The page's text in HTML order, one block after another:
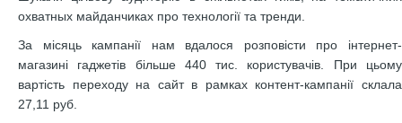
охватных майданчиках про технології та тренди.
За місяць кампанії нам вдалося розповісти про інтернет-
магазині гаджетів більше 440 тис. користувачів. При цьому
вартість переходу на сайт в рамках контент-кампанії склала
27,11 руб.